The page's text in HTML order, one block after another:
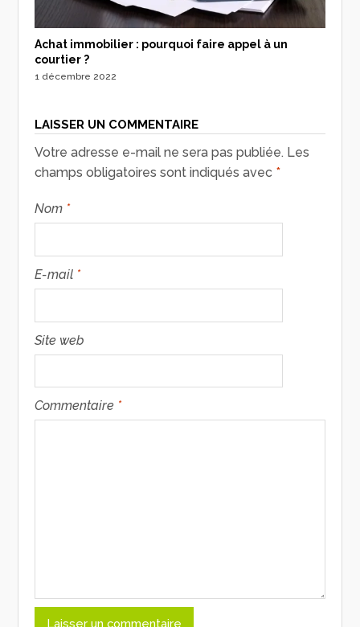
Achat immobilier : pourquoi faire appel à un
courtier ?
1 décembre 2022
LAISSER UN COMMENTAIRE
Votre adresse e-mail ne sera pas publiée. Les
champs obligatoires sont indiqués avec *
Nom *
E-mail *
Site web
Commentaire *